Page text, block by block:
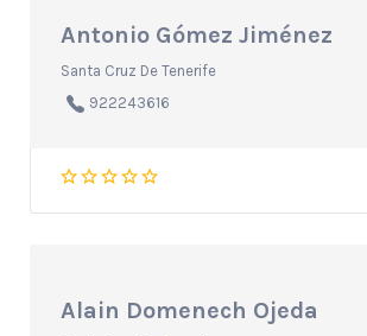
Antonio Gómez Jiménez
Santa Cruz De Tenerife
922243616
Alain Domenech Ojeda